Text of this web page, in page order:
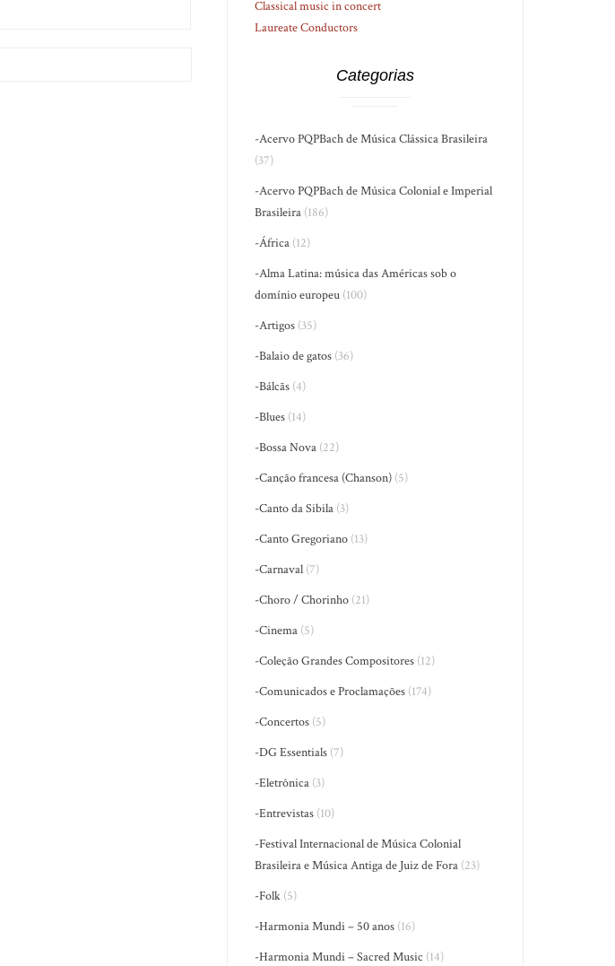
Classical music in concert
Laureate Conductors
Categorias
-Acervo PQPBach de Música Clássica Brasileira
(37)
-Acervo PQPBach de Música Colonial e Imperial
Brasileira (186)
-África (12)
-Alma Latina: música das Américas sob o
domínio europeu (100)
-Artigos (35)
-Balaio de gatos (36)
-Bálcãs (4)
-Blues (14)
-Bossa Nova (22)
-Canção francesa (Chanson) (5)
-Canto da Sibila (3)
-Canto Gregoriano (13)
-Carnaval (7)
-Choro / Chorinho (21)
-Cinema (5)
-Coleção Grandes Compositores (12)
-Comunicados e Proclamações (174)
-Concertos (5)
-DG Essentials (7)
-Eletrônica (3)
-Entrevistas (10)
-Festival Internacional de Música Colonial
Brasileira e Música Antiga de Juiz de Fora (23)
-Folk (5)
-Harmonia Mundi – 50 anos (16)
-Harmonia Mundi – Sacred Music (14)